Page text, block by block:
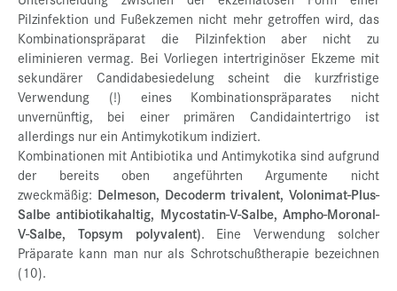
Pilzinfektion und Fußekzemen nicht mehr getroffen wird, das
Kombinationspräparat die Pilzinfektion aber nicht zu
eliminieren vermag. Bei Vorliegen intertriginöser Ekzeme mit
sekundärer Candidabesiedelung scheint die kurzfristige
Verwendung (!) eines Kombinationspräparates nicht
unvernünftig, bei einer primären Candidaintertrigo ist
allerdings nur ein Antimykotikum indiziert.
Kombinationen mit Antibiotika und Antimykotika sind aufgrund
der bereits oben angeführten Argumente nicht
zweckmäßig: Delmeson, Decoderm trivalent, Volonimat-Plus-
Salbe antibiotikahaltig, Mycostatin-V-Salbe, Ampho-Moronal-
V-Salbe, Topsym polyvalent). Eine Verwendung solcher
Präparate kann man nur als Schrotschußtherapie bezeichnen
(10).